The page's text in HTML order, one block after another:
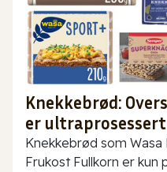
Knekkebrød:
er
Knekkebrød som
Frukost Fullkorn er kun